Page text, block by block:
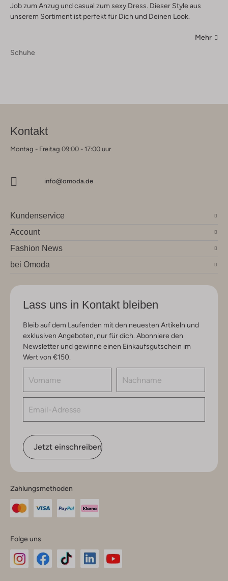
Job zum Anzug und casual zum sexy Dress. Dieser Style aus
unserem Sortiment ist perfekt für Dich und Deinen Look.
Mehr
Schuhe
Kontakt
Montag - Freitag 09:00 - 17:00 uur
info@omoda.de
Kundenservice
Account
Fashion News
bei Omoda
Lass uns in Kontakt bleiben
Bleib auf dem Laufenden mit den neuesten Artikeln und
exklusiven Angeboten, nur für dich. Abonniere den
Newsletter und gewinne einen Einkaufsgutschein im
Wert von €150.
Jetzt einschreiben
Zahlungsmethoden
Folge uns